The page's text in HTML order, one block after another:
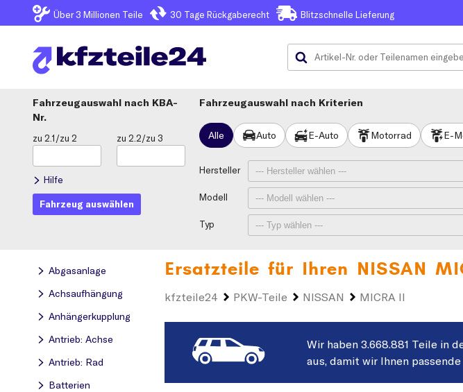
Über 3 Millionen Teile 30 Tage Rückgaberecht Blitzschnelle Lieferung
Fahrzeugauswahl
KBA-
Nr.
zu 2.1/zu 2 zu 2.2/zu 3
Hilfe
Fahrzeug auswählen
Fahrzeugauswahl nach Kriterien
Alle Auto E-Auto Motorrad E-
Hersteller
Modell
Typ
Abgasanlage
Achsaufhängung
Anhängerkupplung
Antrieb: Achse
Antrieb: Rad
Batterien
Ersatzteile für Ihren NISSAN
kfzteile24 PKW-Teile NISSAN MICRA II
Wir haben 3.668.881 Teile in
aus, damit wir Ihnen